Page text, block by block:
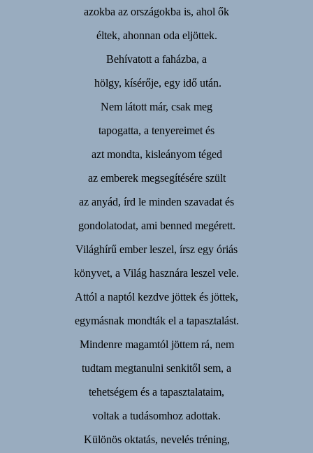
azokba az országokba is, ahol ők
éltek, ahonnan oda eljöttek.
Behívatott a faházba, a
hölgy, kísérője, egy idő után.
Nem látott már, csak meg
tapogatta, a tenyereimet és
azt mondta, kisleányom téged
az emberek megsegítésére szült
az anyád, írd le minden szavadat és
gondolatodat, ami benned megérett.
Világhírű ember leszel, írsz egy óriás
könyvet, a Világ hasznára leszel vele.
Attól a naptól kezdve jöttek és jöttek,
egymásnak mondták el a tapasztalást.
Mindenre magamtól jöttem rá, nem
tudtam megtanulni senkitől sem, a
tehetségem és a tapasztalataim,
voltak a tudásomhoz adottak.
Különös oktatás, nevelés tréning,